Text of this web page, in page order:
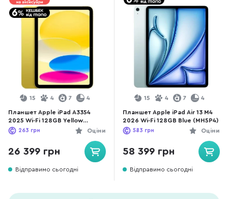
15 4 7 4
Планшет Apple iPad A3354
2025 Wi-Fi 128GB Yellow
(MD4D4)
Оціни
263 грн
26 399 грн
Відправимо сьогодні
15 4 7 4
Планшет Apple iPad Air 13 M4
2026 Wi-Fi 128GB Blue (MH5P4)
Оціни
583 грн
58 399 грн
Відправимо сьогодні